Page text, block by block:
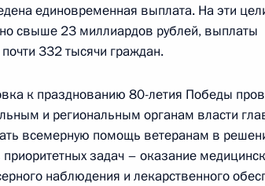
с членами Общероссийской
Россия»
Комиссии по делам инвалидов
2025 года, 16:35
единовременная выплата. На эти
свыше 23 миллиардов рублей, выплаты
почти 332 тысячи граждан.
к празднованию 80-летия Победы
и региональным органам власти
всемерную помощь ветеранам в
задач – оказание
наблюдения и лекарственного